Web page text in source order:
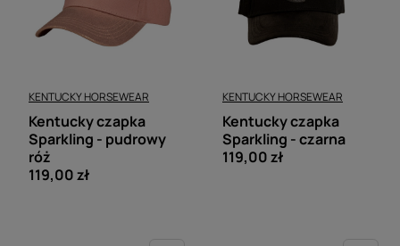
KENTUCKY HORSEWEAR
Kentucky czapka
Sparkling - pudrowy
róż
119,00 zł
KENTUCKY HORSEWEAR
Kentucky czapka
Sparkling - czarna
119,00 zł